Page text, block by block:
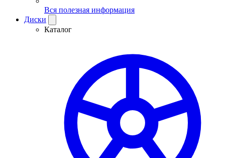
Вся полезная информация
Диски
Каталог